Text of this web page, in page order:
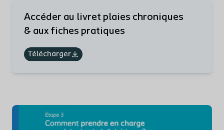
Accéder au livret plaies chroniques
& aux fiches pratiques
Télécharger